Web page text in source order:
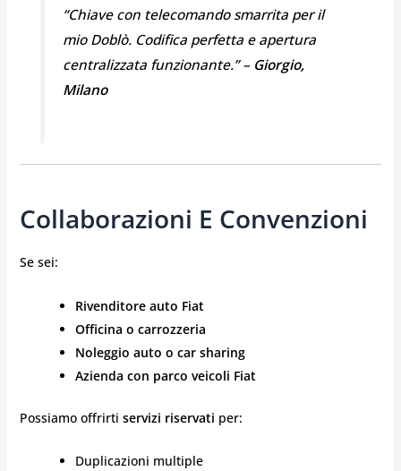
“Chiave con telecomando smarrita per il
mio Doblò. Codifica perfetta e apertura
centralizzata funzionante.” – Giorgio,
Milano
Collaborazioni E Convenzioni
Se sei:
Rivenditore auto Fiat
Officina o carrozzeria
Noleggio auto o car sharing
Azienda con parco veicoli Fiat
Possiamo offrirti servizi riservati per:
Duplicazioni multiple